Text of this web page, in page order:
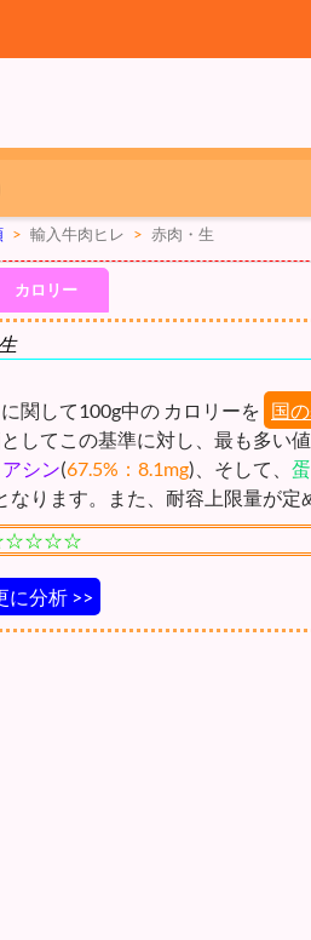
> 輸入牛肉ヒレ > 赤肉・生
カロリー
関して100g中の カロリーを 国
してこの基準に対し、最も多い
シン(67.5%：8.1mg)、そして、
なります。また、耐容上限量が定
に分析 >>